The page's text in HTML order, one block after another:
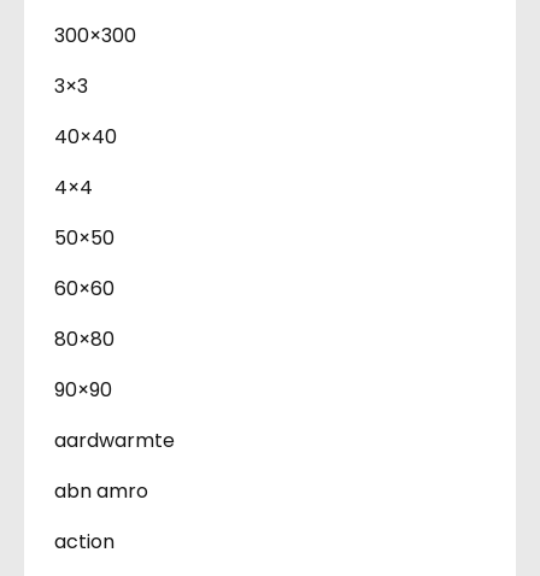
300×300
3×3
40×40
4×4
50×50
60×60
80×80
90×90
aardwarmte
abn amro
action